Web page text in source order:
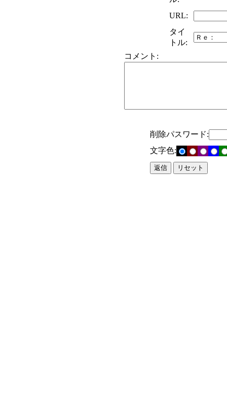
URL:
タイ
トル:
コメント:
削除パスワード:
文字色: